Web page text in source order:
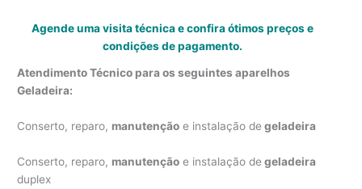
Agende uma visita técnica e confira ótimos preços e
condições de pagamento.
Atendimento Técnico para os seguintes aparelhos
Geladeira:
Conserto, reparo, manutenção e instalação de geladeira
Conserto, reparo, manutenção e instalação de geladeira
duplex